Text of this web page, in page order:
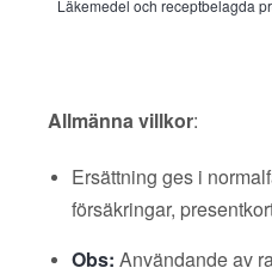
Läkemedel och receptbelagda
Allmänna villkor:
Ersättning ges i
försäkringar,
Obs: Användande av